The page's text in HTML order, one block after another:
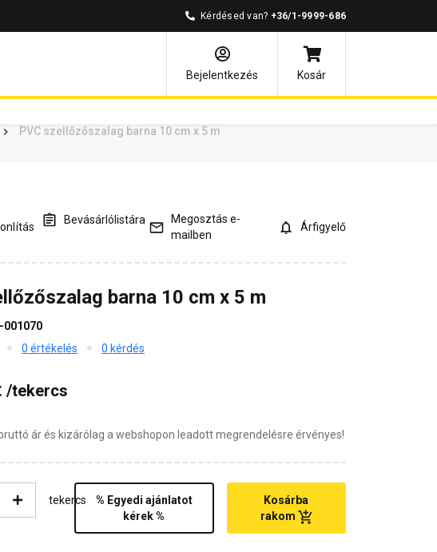
Kérdésed van? +36/1-9999-686
Bejelentkezés
Kosár
PVC szellőzőszalag barna 10 cm x 5 m
Vásárlói vélemények Kérdések és válaszok
Bevásárlólistára
Megosztás e-
mailben
Árfigyelő
barna 10 cm x 5 m
001070
0 értékelés 0 kérdés
/tekercs
ár és kizárólag a webshopon leadott megrendelésre érvényes!
tekercs
% Egyedi ajánlatot
kérek %
Kosárba
rakom